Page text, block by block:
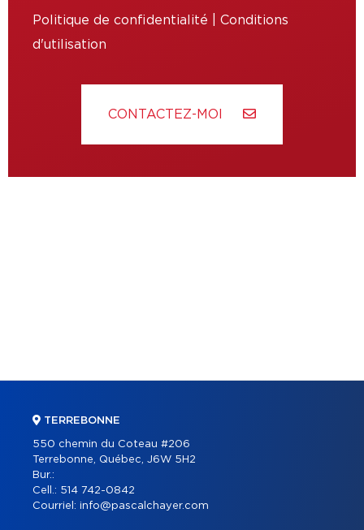
Politique de confidentialité
Conditions
d'utilisation
CONTACTEZ-MOI
TERREBONNE
550 chemin du Coteau #206
Terrebonne, Québec, J6W 5H2
Bur.:
Cell.: 514 742-0842
Courriel: info@pascalchayer.com